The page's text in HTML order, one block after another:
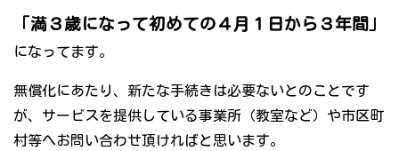
「満３歳になって初めての４月１日から３年間」
になってます。
無償化にあたり、新たな手続きは必要ないとのことです
が、サービスを提供している事業所（教室など）や市区町
村等へお問い合わせ頂ければと思います。